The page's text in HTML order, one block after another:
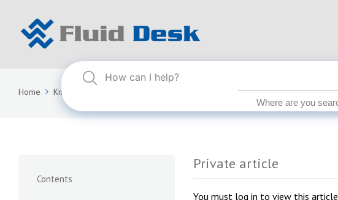
Home Knowledge Base Private article
Contents
Private article
You must log in to view this article